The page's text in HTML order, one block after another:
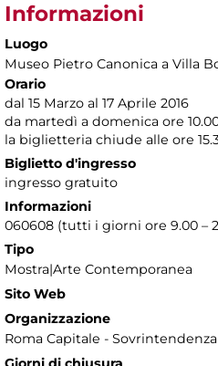
Informazioni
Luogo
Museo Pietro Canonica a Villa
Orario
dal 15 Marzo al 17 Aprile 2016
da martedì a domenica ore
la biglietteria chiude alle ore
Biglietto d'ingresso
ingresso gratuito
Informazioni
060608 (tutti i giorni ore 9.00 –
Tipo
Mostra|Arte Contemporanea
Sito Web
Organizzazione
Roma Capitale -